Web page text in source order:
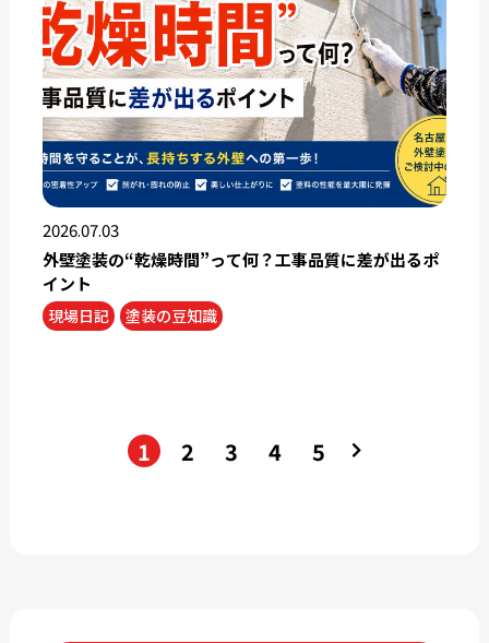
2026.07.03
外壁塗装の“乾燥時間”って何？工事品質に差が出るポ
イント
現場日記 塗装の豆知識
1 2 3 4 5